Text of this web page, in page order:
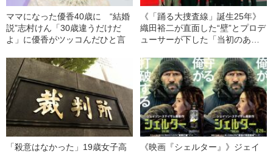
ママになった優香40歳に “結婚
説”志村けん「30歳違うだけだ
よ」に優香がツッコんだひと言
《「踊る大捜査線」誕生25年》
織田裕二が直面した“壁”とプロデ
ューサーが下した「当初のあら
「殺意はなかった」19歳女子高
《映画『シェルター』》ジェイ